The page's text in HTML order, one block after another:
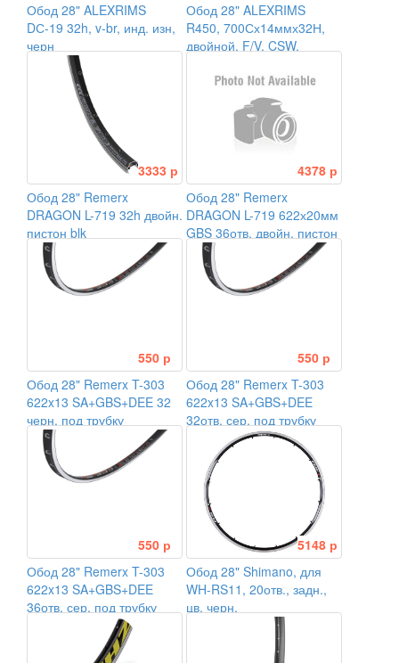
Обод 28" ALEXRIMS
DС-19 32h, v-br, инд. изн,
черн
Обод 28" ALEXRIMS
R450, 700Сх14ммх32Н,
двойной, F/V, CSW,
3333 р
Обод 28" Remerx
DRAGON L-719 32h двойн.
пистон blk
4378 р
Обод 28" Remerx
DRAGON L-719 622х20мм
GBS 36отв. двойн. пистон
черный
550 р
Обод 28" Remerx T-303
622x13 SA+GBS+DEE 32
черн. под трубку
550 р
Обод 28" Remerx T-303
622x13 SA+GBS+DEE
32отв. сер. под трубку
550 р
Обод 28" Remerx T-303
622x13 SA+GBS+DEE
36отв. сер. под трубку
5148 р
Обод 28" Shimano, для
WH-RS11, 20отв., задн.,
цв. черн.